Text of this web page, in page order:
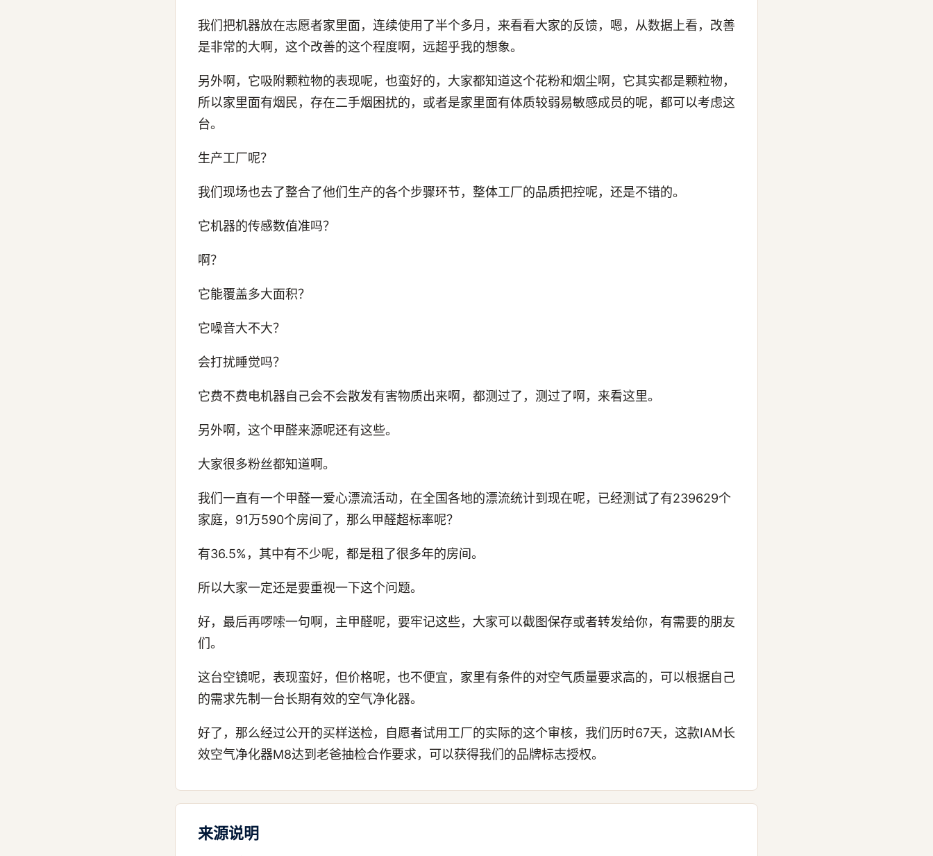
我们把机器放在志愿者家里面，连续使用了半个多月，来看看大家的反馈，嗯，从数据上看，改善
是非常的大啊，这个改善的这个程度啊，远超乎我的想象。
另外啊，它吸附颗粒物的表现呢，也蛮好的，大家都知道这个花粉和烟尘啊，它其实都是颗粒物，
所以家里面有烟民，存在二手烟困扰的，或者是家里面有体质较弱易敏感成员的呢，都可以考虑这
台。
生产工厂呢？
我们现场也去了整合了他们生产的各个步骤环节，整体工厂的品质把控呢，还是不错的。
它机器的传感数值准吗？
啊？
它能覆盖多大面积？
它噪音大不大？
会打扰睡觉吗？
它费不费电机器自己会不会散发有害物质出来啊，都测过了，测过了啊，来看这里。
另外啊，这个甲醛来源呢还有这些。
大家很多粉丝都知道啊。
我们一直有一个甲醛一爱心漂流活动，在全国各地的漂流统计到现在呢，已经测试了有239629个
家庭，91万590个房间了，那么甲醛超标率呢？
有36.5%，其中有不少呢，都是租了很多年的房间。
所以大家一定还是要重视一下这个问题。
好，最后再啰嗦一句啊，主甲醛呢，要牢记这些，大家可以截图保存或者转发给你，有需要的朋友
们。
这台空镜呢，表现蛮好，但价格呢，也不便宜，家里有条件的对空气质量要求高的，可以根据自己
的需求先制一台长期有效的空气净化器。
好了，那么经过公开的买样送检，自愿者试用工厂的实际的这个审核，我们历时67天，这款IAM长
效空气净化器M8达到老爸抽检合作要求，可以获得我们的品牌标志授权。
来源说明